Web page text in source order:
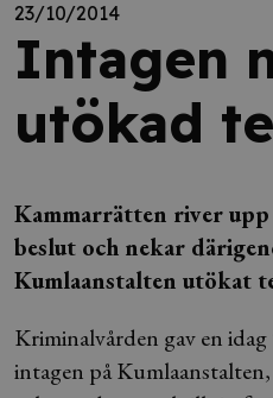
23/10/2014
Intagen
utökad
Kammarrätten river
beslut och nekar
Kumlaanstalten utökat
Kriminalvården gav en
intagen på